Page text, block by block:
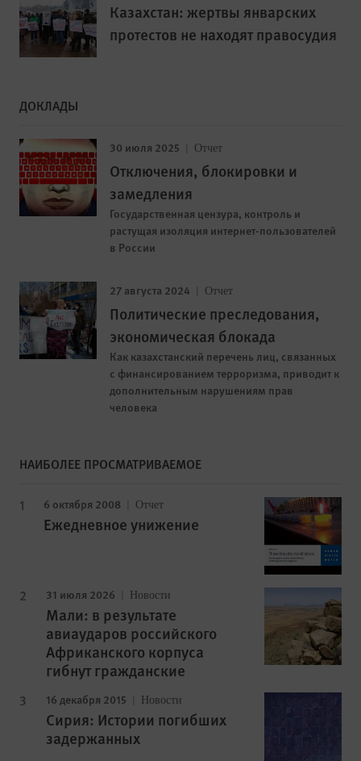
Казахстан: жертвы январских
протестов не находят правосудия
ДОКЛАДЫ
30 июля 2025 Отчет
Отключения, блокировки и
замедления
Государственная цензура, контроль и
растущая изоляция интернет-пользователей
в России
27 августа 2024 Отчет
Политические преследования,
экономическая блокада
Как казахстанский перечень лиц, связанных
с финансированием терроризма, приводит к
дополнительным нарушениям прав
человека
НАИБОЛЕЕ ПРОСМАТРИВАЕМОЕ
6 октября 2008 Отчет
Ежедневное унижение
31 июля 2026 Новости
Мали: в результате
авиаударов российского
Африканского корпуса
гибнут гражданские
16 декабря 2015 Новости
Сирия: Истории погибших
задержанных